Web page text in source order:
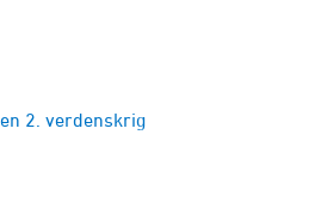
fuldførte uddannelse
og urbaniseringsgrad
og friluftsorganisationer
2. verdenskrig